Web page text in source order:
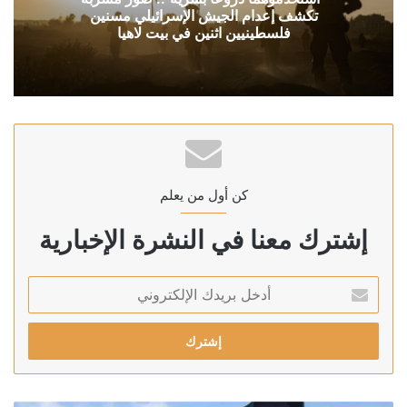
تكشف إعدام الجيش الإسرائيلي مسنين
فلسطينيين اثنين في بيت لاهيا
كن أول من يعلم
إشترك معنا في النشرة الإخبارية
بريدك
الإلكتروني